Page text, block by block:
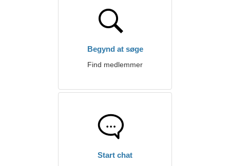
Begynd at søge
Find medlemmer
Start chat